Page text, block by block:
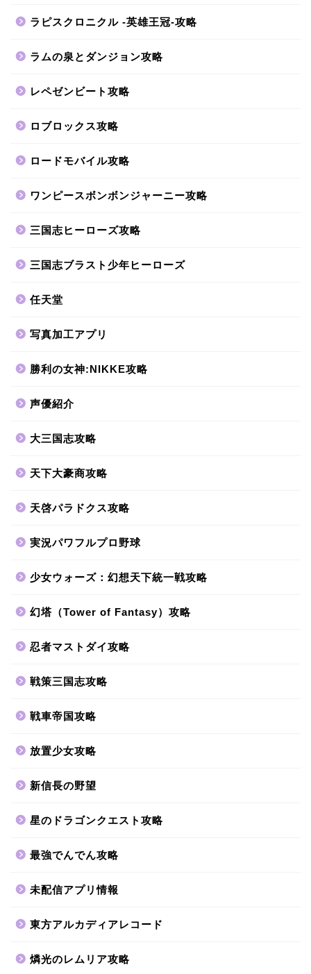
ラピスクロニクル -英雄王冠-攻略
ラムの泉とダンジョン攻略
レペゼンビート攻略
ロブロックス攻略
ロードモバイル攻略
ワンピースボンボンジャーニー攻略
三国志ヒーローズ攻略
三国志ブラスト少年ヒーローズ
任天堂
写真加工アプリ
勝利の女神:NIKKE攻略
声優紹介
大三国志攻略
天下大豪商攻略
天啓パラドクス攻略
実況パワフルプロ野球
少女ウォーズ：幻想天下統一戦攻略
幻塔（Tower of Fantasy）攻略
忍者マストダイ攻略
戦策三国志攻略
戦車帝国攻略
放置少女攻略
新信長の野望
星のドラゴンクエスト攻略
最強でんでん攻略
未配信アプリ情報
東方アルカディアレコード
燐光のレムリア攻略